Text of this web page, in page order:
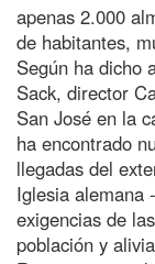
apenas 2.000
de habitantes,
Según ha dicho
Sack, director
San José en la
ha encontrado
llegadas del
Iglesia alemana
exigencias de
población y